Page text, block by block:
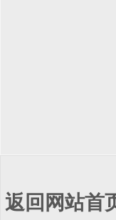
返回网站首